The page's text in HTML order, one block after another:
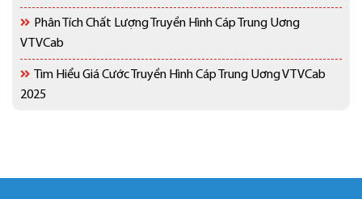
Phân Tích Chất Lượng Truyền Hình Cáp Trung Uơng
VTVCab
Tìm Hiểu Giá Cước Truyền Hình Cáp Trung Uơng VTVCab
2025